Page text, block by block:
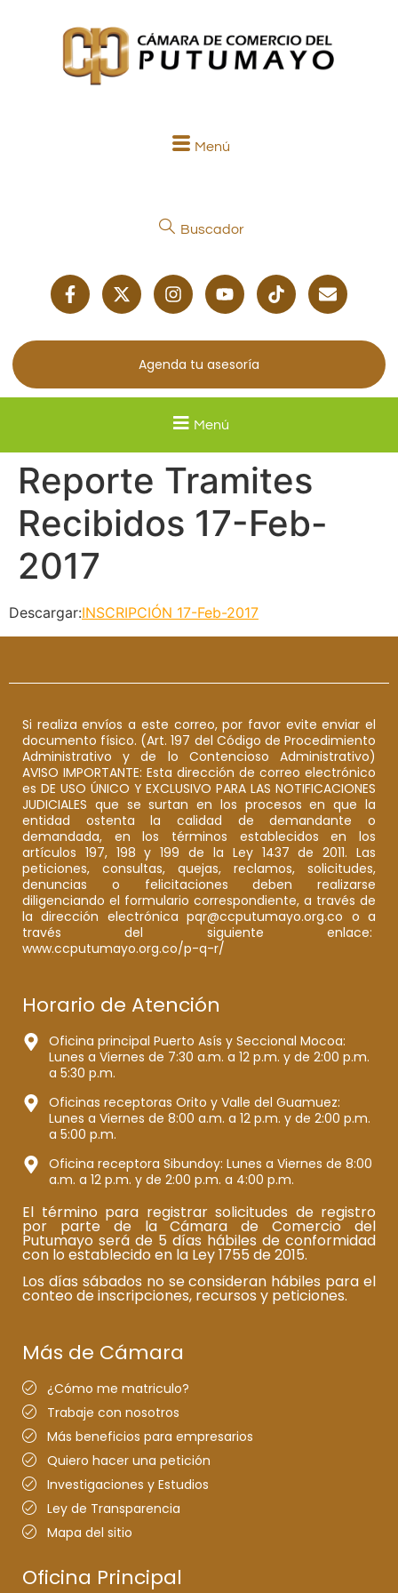
Menú
Buscador
Agenda tu asesoría
Menú
Reporte Tramites
Recibidos 17-Feb-
2017
Descargar:INSCRIPCIÓN 17-Feb-2017
Si realiza envíos a este correo, por favor evite enviar el
documento físico. (Art. 197 del Código de Procedimiento
Administrativo y de lo Contencioso Administrativo)
AVISO IMPORTANTE: Esta dirección de correo electrónico
es DE USO ÚNICO Y EXCLUSIVO PARA LAS NOTIFICACIONES
JUDICIALES que se surtan en los procesos en que la
entidad ostenta la calidad de demandante o
demandada, en los términos establecidos en los
artículos 197, 198 y 199 de la Ley 1437 de 2011. Las
peticiones, consultas, quejas, reclamos, solicitudes,
denuncias o felicitaciones deben realizarse
diligenciando el formulario correspondiente, a través de
la dirección electrónica pqr@ccputumayo.org.co o a
través del siguiente enlace:
www.ccputumayo.org.co/p-q-r/
Horario de Atención
Oficina principal Puerto Asís y Seccional Mocoa:
Lunes a Viernes de 7:30 a.m. a 12 p.m. y de 2:00 p.m.
a 5:30 p.m.
Oficinas receptoras Orito y Valle del Guamuez:
Lunes a Viernes de 8:00 a.m. a 12 p.m. y de 2:00 p.m.
a 5:00 p.m.
Oficina receptora Sibundoy: Lunes a Viernes de 8:00
a.m. a 12 p.m. y de 2:00 p.m. a 4:00 p.m.
El término para registrar solicitudes de registro
por parte de la Cámara de Comercio del
Putumayo será de 5 días hábiles de conformidad
con lo establecido en la Ley 1755 de 2015.
Los días sábados no se consideran hábiles para el
conteo de inscripciones, recursos y peticiones.
Más de Cámara
¿Cómo me matriculo?
Trabaje con nosotros
Más beneficios para empresarios
Quiero hacer una petición
Investigaciones y Estudios
Ley de Transparencia
Mapa del sitio
Oficina Principal